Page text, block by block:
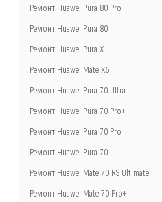
Ремонт Huawei Pura 80 Pro
Ремонт Huawei Pura 80
Ремонт Huawei Pura X
Ремонт Huawei Mate X6
Ремонт Huawei Pura 70 Ultra
Ремонт Huawei Pura 70 Pro+
Ремонт Huawei Pura 70 Pro
Ремонт Huawei Pura 70
Ремонт Huawei Mate 70 RS Ultimate
Ремонт Huawei Mate 70 Pro+